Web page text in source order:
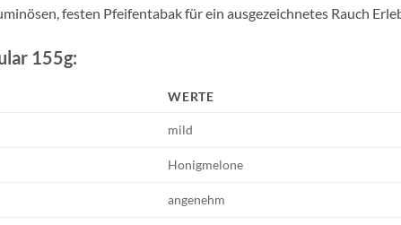
festen Pfeifentabak für ein ausgezeichnetes Rauch
155g:
WERTE
mild
Honigmelone
angenehm